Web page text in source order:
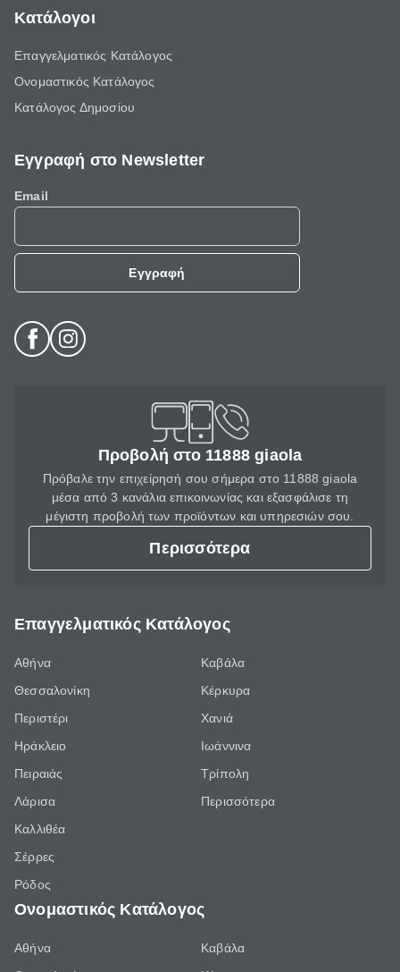
Κατάλογοι
Επαγγελματικός Κατάλογος
Ονομαστικός Κατάλογος
Κατάλογος Δημοσίου
Εγγραφή στο Newsletter
Email
Εγγραφή
Προβολή στο 11888 giaola
Πρόβαλε την επιχείρησή σου σήμερα στο 11888 giaola
μέσα από 3 κανάλια επικοινωνίας και εξασφάλισε τη
μέγιστη προβολή των προϊόντων και υπηρεσιών σου.
Περισσότερα
Επαγγελματικός Κατάλογος
Αθήνα
Θεσσαλονίκη
Περιστέρι
Ηράκλειο
Πειραιάς
Λάρισα
Καλλιθέα
Σέρρες
Ρόδος
Καβάλα
Κέρκυρα
Χανιά
Ιωάννινα
Τρίπολη
Περισσότερα
Ονομαστικός Κατάλογος
Αθήνα
Καβάλα